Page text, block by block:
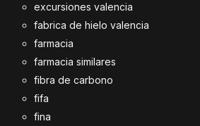
excursiones valencia
fabrica de hielo valencia
farmacia
farmacia similares
fibra de carbono
fifa
fina